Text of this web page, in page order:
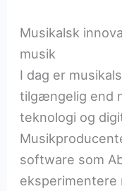
Musikalsk
musik
I dag er
tilgængelig end
teknologi og
software som
eksperimentere